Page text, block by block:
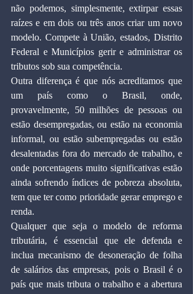
não podemos, simplesmente, extirpar essas
raízes e em dois ou três anos criar um novo
modelo. Compete à União, estados, Distrito
Federal e Municípios gerir e administrar os
tributos sob sua competência.
Outra diferença é que nós acreditamos que
um país como o Brasil, onde,
provavelmente, 50 milhões de pessoas ou
estão desempregadas, ou estão na economia
informal, ou estão subempregadas ou estão
desalentadas fora do mercado de trabalho, e
onde porcentagens muito significativas estão
ainda sofrendo índices de pobreza absoluta,
tem que ter como prioridade gerar emprego e
renda.
Qualquer que seja o modelo de reforma
tributária, é essencial que ele defenda e
inclua mecanismo de desoneração de folha
de salários das empresas, pois o Brasil é o
país que mais tributa o trabalho e a abertura